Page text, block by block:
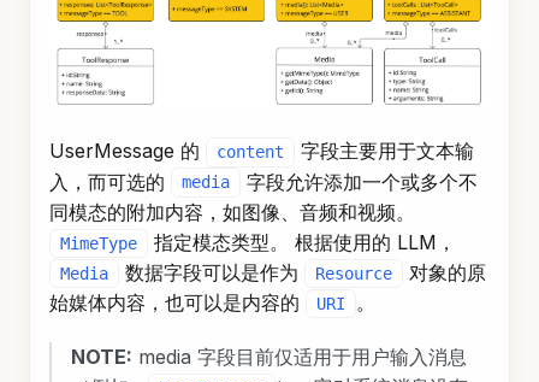
UserMessage 的 content
字段主要用于文本输
入，而可选的
media
字段允许添加一个或多个不
同模态的附加内容，如图像、音频和视频。
MimeType 指定模态类型。 根据使用的 LLM，
Media 数据字段可以是作为 Resource
对象的原
始媒体内容，也可以是内容的
URI 。
NOTE: media 字段目前仅适用于用户输入消息